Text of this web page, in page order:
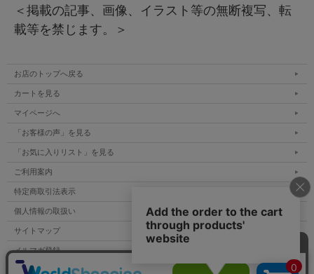
＜掲載の記事、画像、イラスト等の無断複写、転
載等を禁じます。＞
お店のトップへ戻る
カートを見る
マイページへ
「お客様の声」を見る
「お気に入りリスト」を見る
ご利用案内
特定商取引法表示
個人情報の取扱い
サイトマップ
メルマガ登録
お問い合わせ